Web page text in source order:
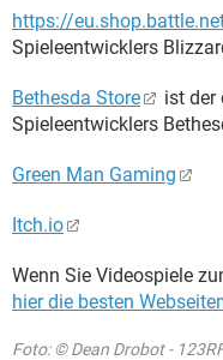
https://
Spieleentwicklers
Bethesda Store
ist der
Spieleentwicklers
Green Man Gaming
Itch.io
Wenn Sie Videospiele
hier die besten
Foto: © Dean Drobot -